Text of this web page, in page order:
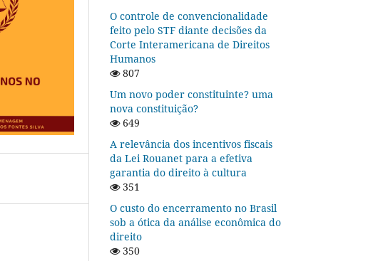
O controle de convencionalidade
feito pelo STF diante decisões da
Corte Interamericana de Direitos
Humanos
807
Um novo poder constituinte? uma
nova constituição?
649
A relevância dos incentivos fiscais
da Lei Rouanet para a efetiva
garantia do direito à cultura
351
O custo do encerramento no Brasil
sob a ótica da análise econômica do
direito
350